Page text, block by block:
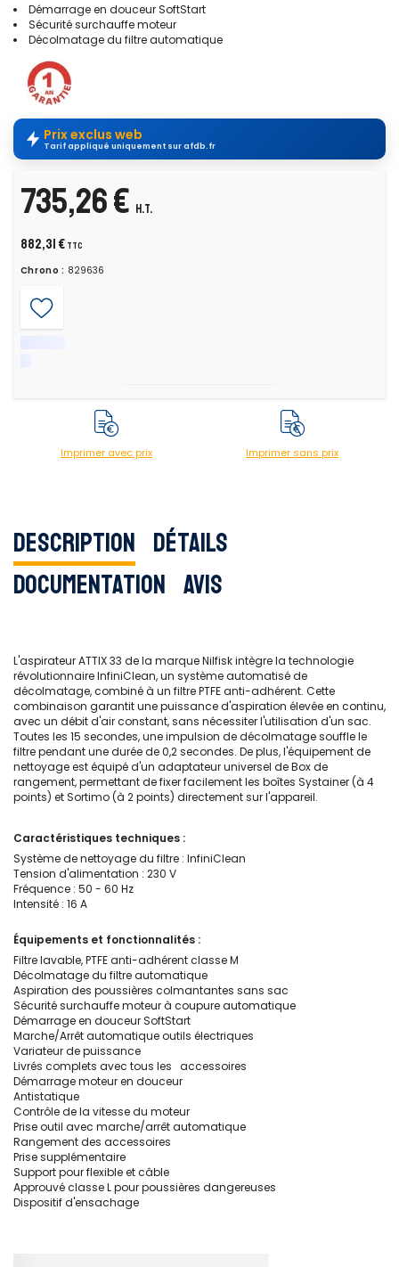
Démarrage en douceur SoftStart
Sécurité surchauffe moteur
Décolmatage du filtre automatique
Prix exclus web
Tarif appliqué uniquement sur afdb.fr
735,26 € H.T.
882,31 € TTC
Chrono : 829636
Imprimer avec prix Imprimer sans prix
Description Détails
Documentation Avis
L'aspirateur ATTIX 33 de la marque Nilfisk intègre la technologie
révolutionnaire InfiniClean, un système automatisé de
décolmatage, combiné à un filtre PTFE anti-adhérent. Cette
combinaison garantit une puissance d'aspiration élevée en continu,
avec un débit d'air constant, sans nécessiter l'utilisation d'un sac.
Toutes les 15 secondes, une impulsion de décolmatage souffle le
filtre pendant une durée de 0,2 secondes. De plus, l'équipement de
nettoyage est équipé d'un adaptateur universel de Box de
rangement, permettant de fixer facilement les boîtes Systainer (à 4
points) et Sortimo (à 2 points) directement sur l'appareil.
Caractéristiques techniques :
Système de nettoyage du filtre : InfiniClean
Tension d'alimentation : 230 V
Fréquence : 50 - 60 Hz
Intensité : 16 A
Équipements et fonctionnalités :
Filtre lavable, PTFE anti-adhérent classe M
Décolmatage du filtre automatique
Aspiration des poussières colmantantes sans sac
Sécurité surchauffe moteur à coupure automatique
Démarrage en douceur SoftStart
Marche/Arrêt automatique outils électriques
Variateur de puissance
Livrés complets avec tous les accessoires
Démarrage moteur en douceur
Antistatique
Contrôle de la vitesse du moteur
Prise outil avec marche/arrêt automatique
Rangement des accessoires
Prise supplémentaire
Support pour flexible et câble
Approuvé classe L pour poussières dangereuses
Dispositif d'ensachage